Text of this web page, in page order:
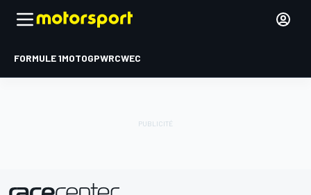
FORMULE 1MOTOGPWRCWEC